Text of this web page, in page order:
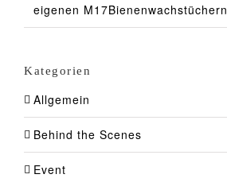
eigenen M17Bienenwachstüchern
Kategorien
Allgemein
Behind the Scenes
Event